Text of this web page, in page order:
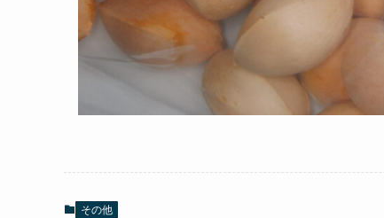
その他